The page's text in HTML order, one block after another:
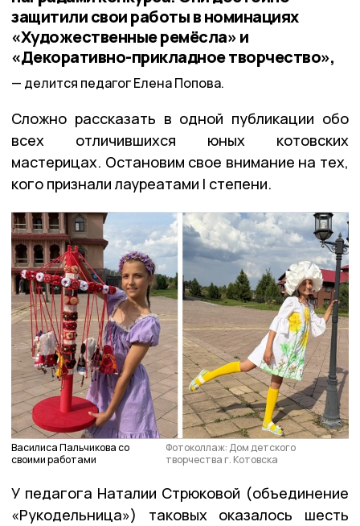
защитили свои работы в номинациях
«Художественные ремёсла» и
«Декоративно-прикладное творчество»,
делится педагог Елена Попова.
Сложно рассказать в одной публикации обо
всех отличившихся юных котовских
мастерицах. Остановим свое внимание на тех,
кого признали лауреатами I степени.
Василиса Пальчикова со
своими работами
Фотоколлаж: Дом детского
творчества г. Котовска
У педагога Наталии Стрюковой (объединение
«Рукодельница») таковых оказалось шесть